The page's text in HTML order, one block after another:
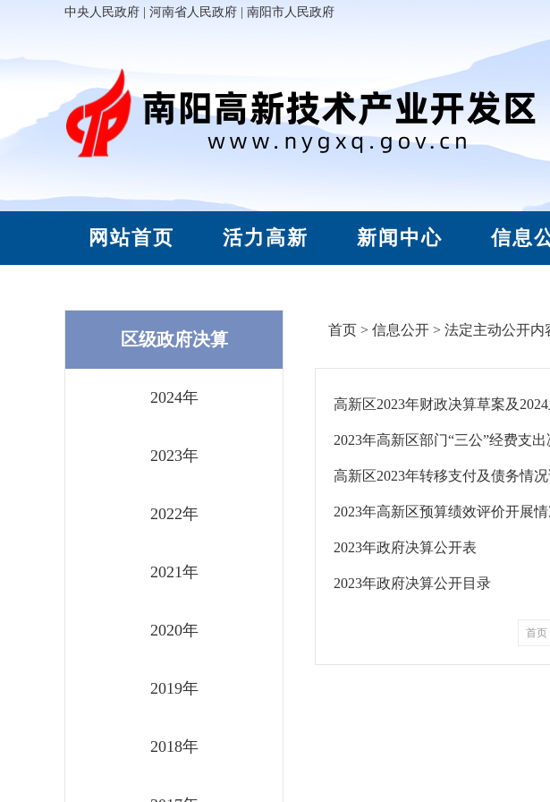
中央人民政府 河南省人民政府 南阳市人民政府
网站首页 活力高新 新闻中心 信息
区级政府决算
2024年
2023年
2022年
2021年
2020年
2019年
2018年
首页 > 信息公开 > 法定主动公开内
高新区2023年财政决算草案及
2023年高新区部门“三公”经费支
高新区2023年转移支付及债务情况
2023年高新区预算绩效评价开展
2023年政府决算公开表
2023年政府决算公开目录
首页